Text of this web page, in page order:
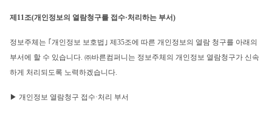
제11조(개인정보의 열람청구를 접수·처리하는 부서)
정보주체는 ｢개인정보 보호법｣ 제35조에 따른 개인정보의 열람 청구를 아래의
부서에 할 수 있습니다. ㈜바른컴퍼니는 정보주체의 개인정보 열람청구가 신속
하게 처리되도록 노력하겠습니다.
▶ 개인정보 열람청구 접수·처리 부서